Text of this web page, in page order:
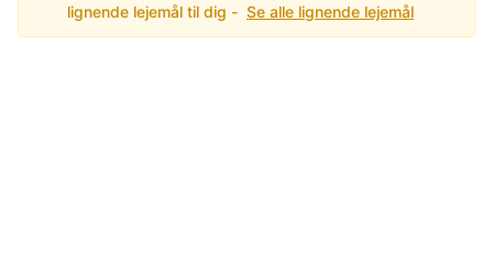
lignende lejemål til dig - Se alle lignende lejemål